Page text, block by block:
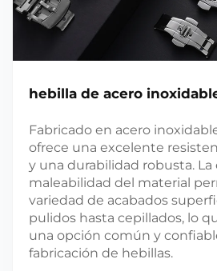
hebilla de acero
Fabricado en acero
ofrece una excelente
y una durabilidad robusta.
maleabilidad del material
variedad de acabados
pulidos hasta cepillados, lo
una opción común y
fabricación de hebillas.